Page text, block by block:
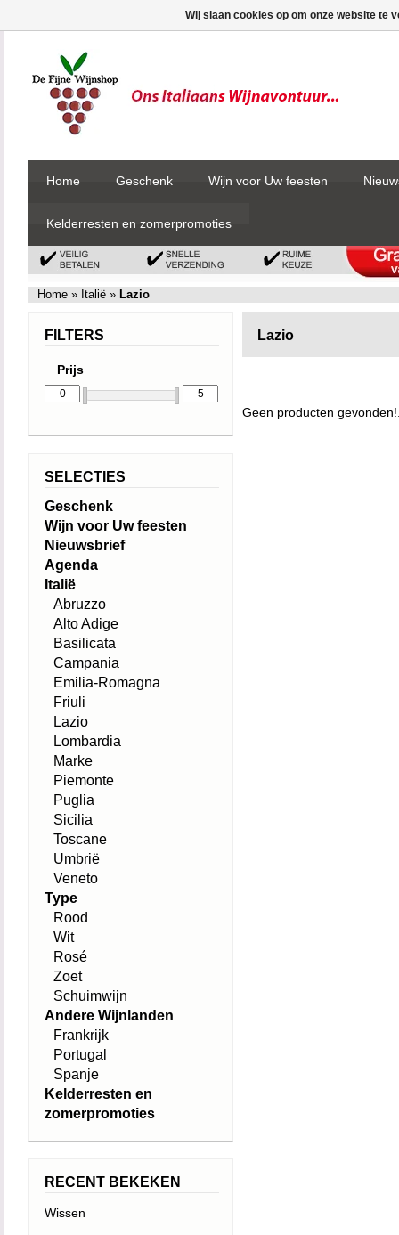
Home Geschenk Wijn voor Uw feesten
Kelderresten en zomerpromoties
Home » Italië » Lazio
Lazio
Geen producten
FILTERS
Prijs
SELECTIES
Geschenk
Wijn voor Uw feesten
Nieuwsbrief
Agenda
Italië
Abruzzo
Alto Adige
Basilicata
Campania
Emilia-Romagna
Friuli
Lazio
Lombardia
Marke
Piemonte
Puglia
Sicilia
Toscane
Umbrië
Veneto
Type
Rood
Wit
Rosé
Zoet
Schuimwijn
Andere Wijnlanden
Frankrijk
Portugal
Spanje
Kelderresten en
zomerpromoties
RECENT BEKEKEN
Wissen
Wij slaan cookies op om onze website te